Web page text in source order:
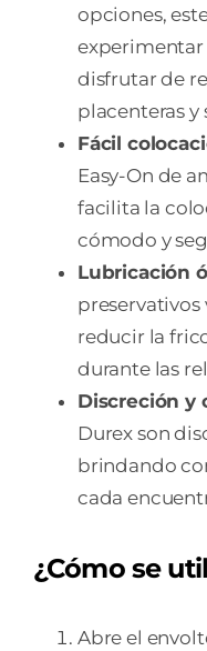
opciones,
experimentar
disfrutar de
placenteras y
Fácil
Easy-On de
facilita la
cómodo y
Lubricación
reducir la
durante las
Discreción y
Durex son
brindando
cada
¿Cómo se
Abre el